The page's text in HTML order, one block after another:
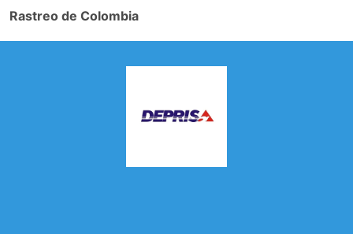
Rastreo de Colombia